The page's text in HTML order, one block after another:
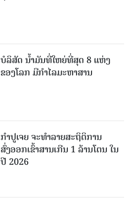
ບໍລິສັດ ນ້ຳມັນທີ່ໃຫຍ່ທີ່ສຸດ 8 ແຫ່ງ
ຂອງໂລກ ມີກຳໄລມະຫາສານ
ກຳປູເຈຍ ຈະທຳລາຍສະຖິຕິການ
ສົ່ງອອກເຂົ້າສານເກີນ 1 ລ້ານໂຕນ ໃນ
ປີ 2026